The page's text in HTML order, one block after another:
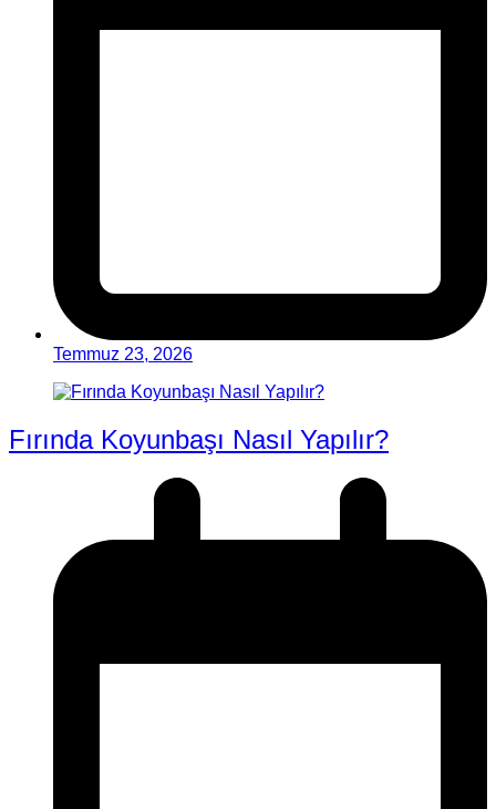
Temmuz 23, 2026
Fırında Koyunbaşı Nasıl Yapılır?